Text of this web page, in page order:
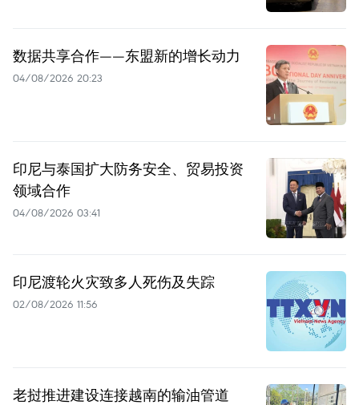
数据共享合作——东盟新的增长动力
04/08/2026 20:23
印尼与泰国扩大防务安全、贸易投资
领域合作
04/08/2026 03:41
印尼渡轮火灾致多人死伤及失踪
02/08/2026 11:56
老挝推进建设连接越南的输油管道